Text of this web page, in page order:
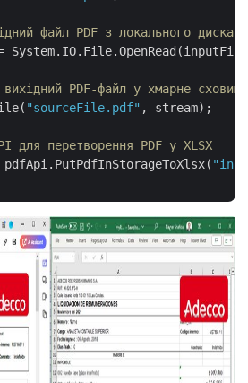
файл PDF з локального диска
PDF-файл у хмарне сховище
"sourceFile.pdf" , stream);
для перетворення PDF у XLSX